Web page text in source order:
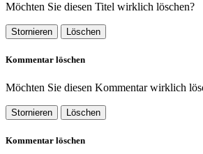
Möchten Sie diesen Titel wirklich löschen?
Stornieren Löschen
Kommentar löschen
Möchten Sie diesen Kommentar wirklich
Stornieren Löschen
Kommentar löschen